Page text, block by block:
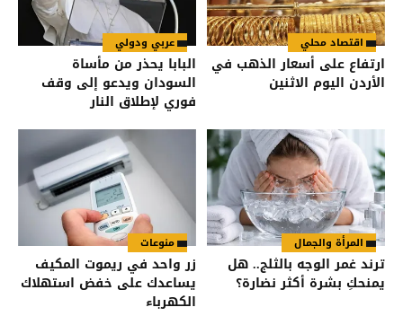
اقتصاد محلي
ارتفاع على أسعار الذهب في
الأردن اليوم الاثنين
عربي ودولي
البابا يحذر من مأساة
السودان ويدعو إلى وقف
فوري لإطلاق النار
المرأة والجمال
ترند غمر الوجه بالثلج.. هل
يمنحكِ بشرة أكثر نضارة؟
منوعات
زر واحد في ريموت المكيف
يساعدك على خفض استهلاك
الكهرباء